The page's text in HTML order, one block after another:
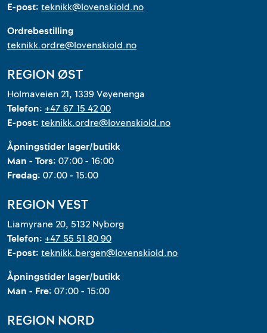
E-post: teknikk@lovenskiold.no
Ordrebestilling
teknikk.ordre@lovenskiold.no
REGION ØST
Holmaveien 21, 1339 Vøyenenga
Telefon: +47 67 15 42 00
E-post: teknikk.ordre@lovenskiold.no
Åpningstider lager/butikk
Man - Tors: 07:00 - 16:00
Fredag: 07:00 - 15:00
REGION VEST
Liamyrane 20, 5132 Nyborg
Telefon: +47 55 51 80 90
E-post: teknikk.bergen@lovenskiold.no
Åpningstider lager/butikk
Man - Fre: 07:00 - 15:00
REGION NORD